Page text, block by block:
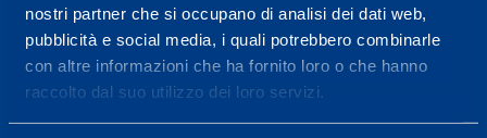
nostri partner che si occupano di analisi dei dati web,
pubblicità e social media, i quali potrebbero combinarle
con altre informazioni che ha fornito loro o che hanno
raccolto dal suo utilizzo dei loro servizi.
Servizi
Servizi Medici
Test di valutazione